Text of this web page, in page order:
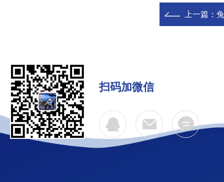
上一篇：
扫码加微信